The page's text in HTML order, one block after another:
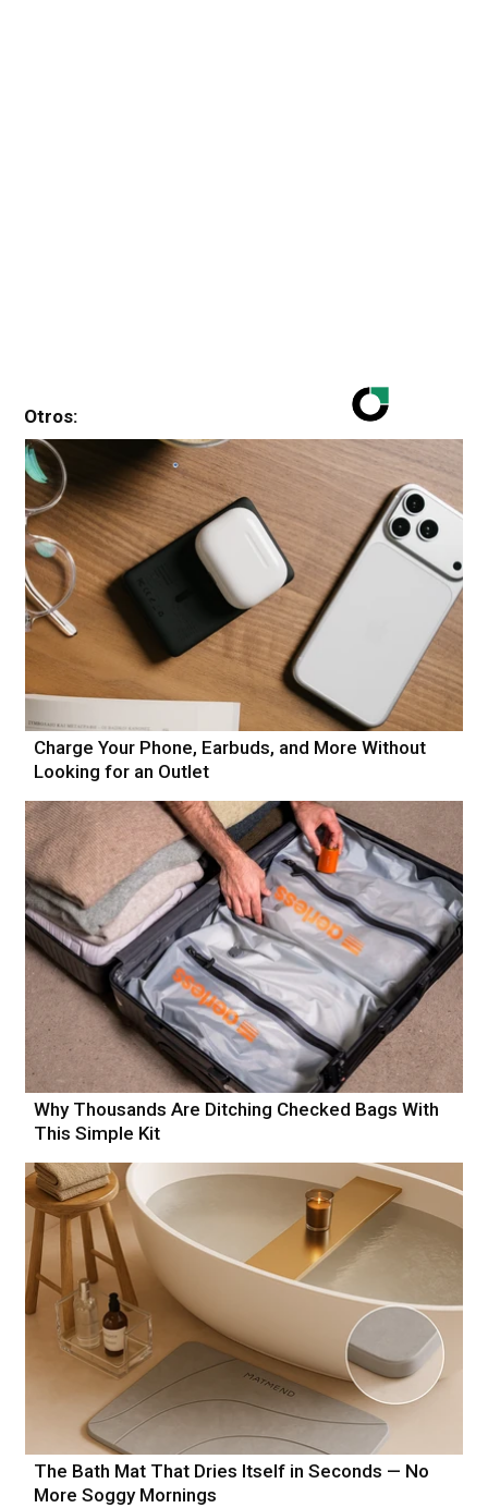
Otros:
Charge Your Phone, Earbuds, and More Without
Looking for an Outlet
Why Thousands Are Ditching Checked Bags With
This Simple Kit
The Bath Mat That Dries Itself in Seconds — No
More Soggy Mornings